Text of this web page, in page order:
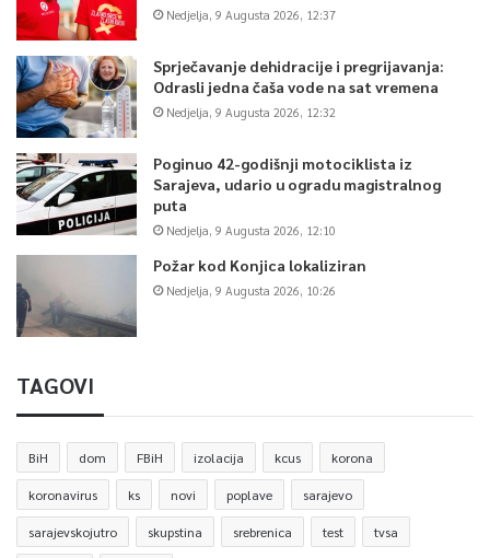
Nedjelja, 9 Augusta 2026, 12:37
Sprječavanje dehidracije i pregrijavanja:
Odrasli jedna čaša vode na sat vremena
Nedjelja, 9 Augusta 2026, 12:32
Poginuo 42-godišnji motociklista iz
Sarajeva, udario u ogradu magistralnog
puta
Nedjelja, 9 Augusta 2026, 12:10
Požar kod Konjica lokaliziran
Nedjelja, 9 Augusta 2026, 10:26
TAGOVI
BiH dom FBiH izolacija kcus korona
koronavirus ks novi poplave sarajevo
sarajevskojutro skupstina srebrenica test tvsa